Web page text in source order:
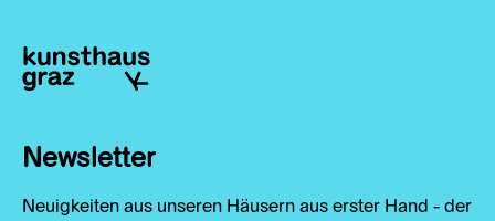
Newsletter
Neuigkeiten aus unseren Häusern aus erster Hand - der